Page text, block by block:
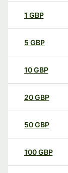
1 GBP
5 GBP
10GBP
20GBP
50GBP
100GBP